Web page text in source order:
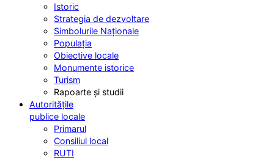
Istoric
Strategia de dezvoltare
Simbolurile Naționale
Populația
Obiective locale
Monumente istorice
Turism
Rapoarte și studii
Autoritățile
publice locale
Primarul
Consiliul local
RUTI